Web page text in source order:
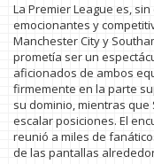
La Premier League es,
emocionantes y
Manchester City y
prometía ser un
aficionados de ambos
firmemente en la parte
su dominio, mientras
escalar posiciones. El
reunió a miles de
de las pantallas